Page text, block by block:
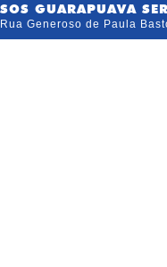
SOS GUARAPUAVA
Rua Generoso de Paula